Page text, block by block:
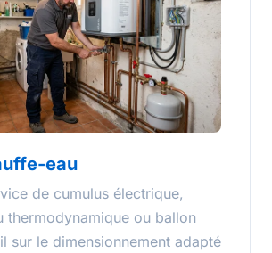
eau
de cumulus électrique,
thermodynamique ou ballon
sur le dimensionnement adapté